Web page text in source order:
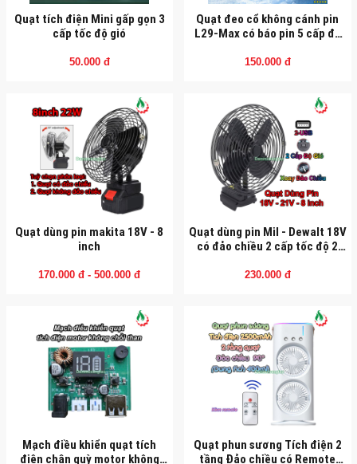
Quạt tích điện Mini gấp gọn 3
cấp tốc độ gió
50.000 đ
Quạt đeo cổ không cánh pin
L29-Max có báo pin 5 cấp độ
150.000 đ
Quạt dùng pin makita 18V - 8
inch
170.000 đ - 500.000 đ
Quạt dùng pin Mil - Dewalt 18V
có đảo chiều 2 cấp tốc độ 2
230.000 đ
Mạch điều khiển quạt tích
điện chân quỳ motor không
Quạt phun sương Tích điện 2
tầng Đảo chiều có Remote